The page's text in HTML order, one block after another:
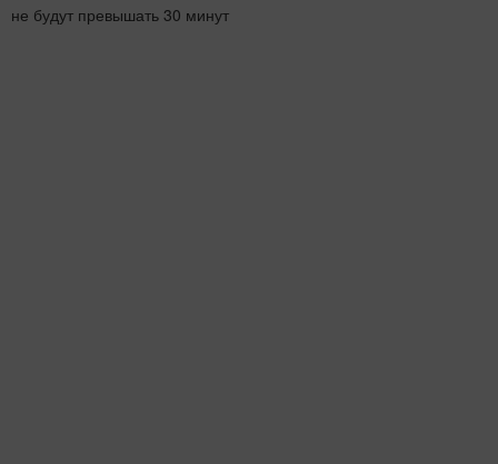
не будут превышать 30 минут